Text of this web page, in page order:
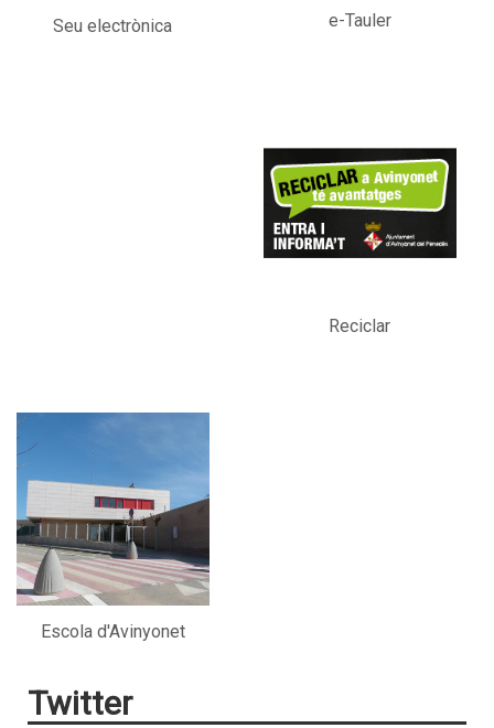
Seu electrònica e-Tauler
Reciclar
Escola d'Avinyonet
Twitter